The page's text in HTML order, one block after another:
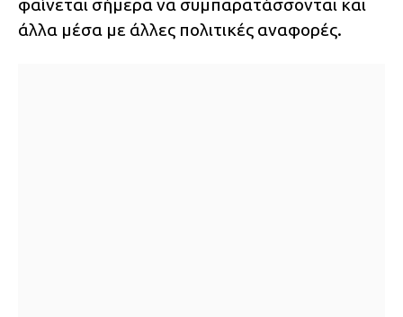
φαίνεται σήμερα να συμπαρατάσσονται και
άλλα μέσα με άλλες πολιτικές αναφορές.